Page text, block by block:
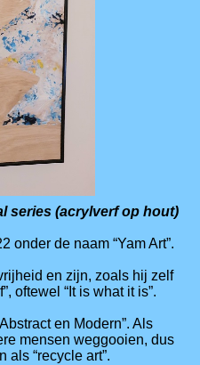
series (acrylverf op hout)
onder de naam “Yam Art”.
en zijn, zoals hij zelf
oftewel “It is what it is”.
en Modern”. Als
mensen weggooien, dus
als “recycle art”.